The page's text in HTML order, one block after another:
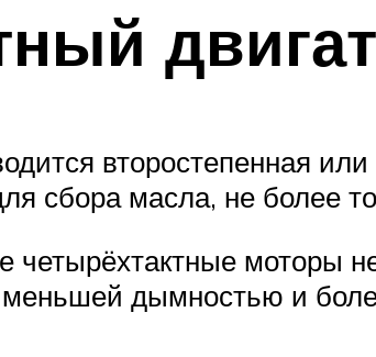
второстепенная
сбора масла, не более
моторы
дымностью и